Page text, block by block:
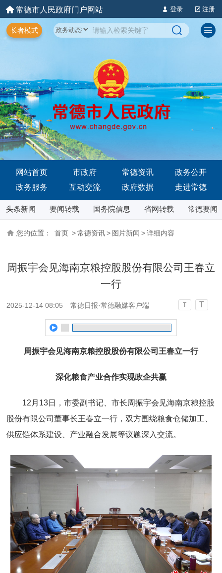
常德市人民政府门户网站 登录 注册
长者模式
网站首页 市政府 常德资讯
政务公开
政务服务
互动交流 政府数据 走进常德
头条新闻 要闻转载 国务院信息 省网转载 常德要闻
您的位置： 首页 > 常德资讯 > 图片新闻 > 详细内容
周振宇会见海南京粮控股股份有限公司王春立
一行
2025-12-14 08:05 常德日报·常德融媒客户端 T T
周振宇会见海南京粮控股股份有限公司王春立一行
深化粮食产业合作实现政企共赢
12月13日，市委副书记、市长周振宇会见海南京粮控股
股份有限公司董事长王春立一行，双方围绕粮食仓储加工、
供应链体系建设、产业融合发展等议题深入交流。